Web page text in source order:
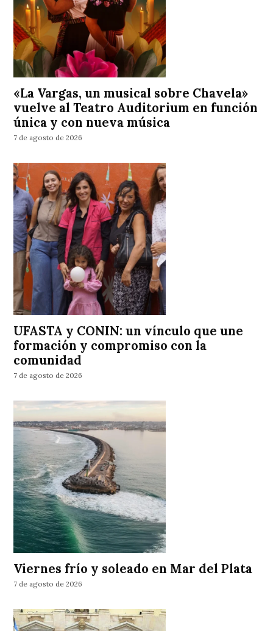
«La Vargas, un musical sobre Chavela»
vuelve al Teatro Auditorium en función
única y con nueva música
7 de agosto de 2026
UFASTA y CONIN: un vínculo que une
formación y compromiso con la
comunidad
7 de agosto de 2026
Viernes frío y soleado en Mar del Plata
7 de agosto de 2026